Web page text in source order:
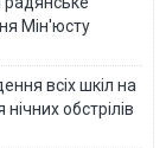
Мін'юсту
всіх шкіл на
обстрілів